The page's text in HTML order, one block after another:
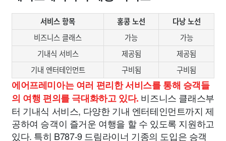
서비스 항목 홍콩 노선
다낭 노선
비즈니스 클래스
가능
가능
기내식 서비스
제공됨
제공됨
기내 엔터테인먼트
구비됨 구비됨
에어프레미아는 여러 편리한 서비스를 통해 승객들
의 여행 편의를 극대화하고 있다. 비즈니스 클래스부
터 기내식 서비스, 다양한 기내 엔터테인먼트까지 제
공하여 승객이 즐거운 여행을 할 수 있도록 지원하고
있다. 특히 B787-9 드림라이너 기종의 도입은 승객